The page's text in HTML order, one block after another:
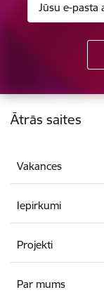
Kājene
Ātrās saites
Vakances
Iepirkumi
Projekti
Par mums